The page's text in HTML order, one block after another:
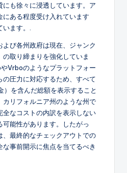
にも徐々に浸透しています。ア
にある程度受け入れています
ます。.
び各州政府は現在、ジャンク
取り締まりを強化していま
Vrboのようなプラットフォー
の圧力に対応するため、すべて
を含んだ総額を表示すること
リフォルニア州のような州で
全なコストの内訳を表示しない
能性があります。したがっ
最終的なチェックアウトでの
事前開示に焦点を当てるべき